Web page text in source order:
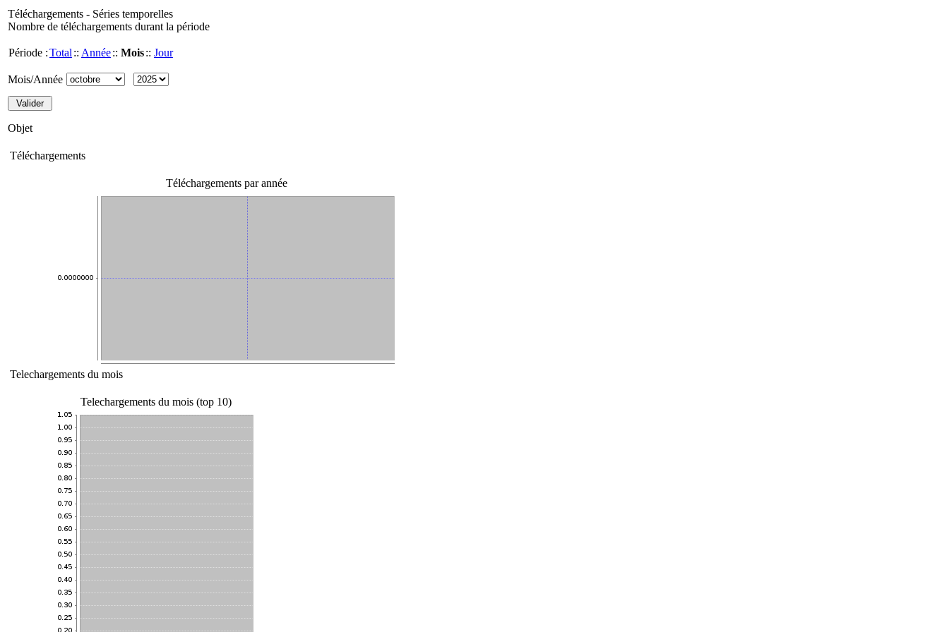
Téléchargements - Séries temporelles
Nombre de téléchargements durant la période
Période :Total :: Année:: Mois:: Jour
Mois/Année
Objet
Téléchargements
Téléchargements par année
Telechargements du mois
Telechargements du mois (top 10)